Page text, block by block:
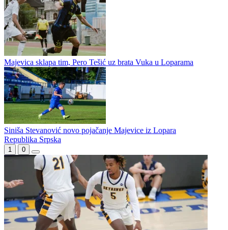
Čeka se zvanična potvrda sudijskih listi: Devetoricu sudija nećemo
gledati na Prvoj ligi Republike Srpske?
Odložen sudijski seminar m:tel Prve lige Republike Srpske
Majevica sklapa tim, Pero Tešić uz brata Vuka u Loparama